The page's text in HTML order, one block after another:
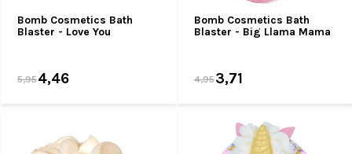
Bomb Cosmetics Bath
Blaster - Love You
5,954,46
Bomb Cosmetics Bath
Blaster - Big Llama Mama
4,953,71